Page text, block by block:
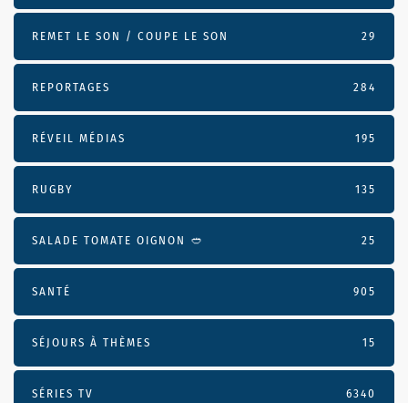
REMET LE SON / COUPE LE SON 29
REPORTAGES 284
RÉVEIL MÉDIAS 195
RUGBY 135
SALADE TOMATE OIGNON 🥙 25
SANTÉ 905
SÉJOURS À THÈMES 15
SÉRIES TV 6340